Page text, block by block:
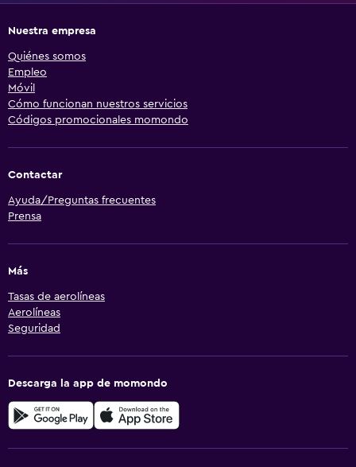
Nuestra empresa
Quiénes somos
Empleo
Móvil
Cómo funcionan nuestros servicios
Códigos promocionales momondo
Contactar
Ayuda/Preguntas frecuentes
Prensa
Más
Tasas de aerolíneas
Aerolíneas
Seguridad
Descarga la app de momondo